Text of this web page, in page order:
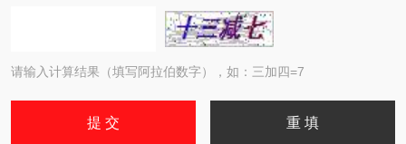
请输入计算结果（填写阿拉伯数字），如：三加四=7